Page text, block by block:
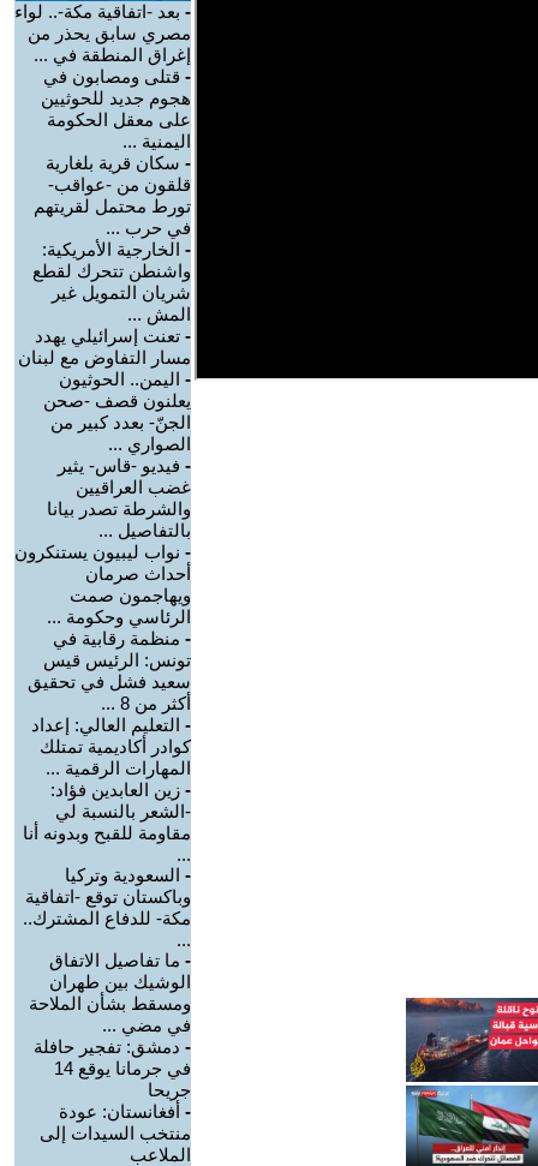
- بعد -اتفاقية مكة-.. لواء
مصري سابق يحذر من
إغراق المنطقة في ...
- قتلى ومصابون في
هجوم جديد للحوثيين
على معقل الحكومة
اليمنية ...
- سكان قرية بلغارية
قلقون من -عواقب-
تورط محتمل لقريتهم
في حرب ...
- الخارجية الأمريكية:
واشنطن تتحرك لقطع
شريان التمويل غير
المش ...
- تعنت إسرائيلي يهدد
مسار التفاوض مع لبنان
- اليمن.. الحوثيون
يعلنون قصف -صحن
الجنّ- بعدد كبير من
الصواري ...
- فيديو -قاس- يثير
غضب العراقيين
والشرطة تصدر بيانا
بالتفاصيل ...
- نواب ليبيون يستنكرون
أحداث صرمان
ويهاجمون صمت
الرئاسي وحكومة ...
- منظمة رقابية في
تونس: الرئيس قيس
سعيد فشل في تحقيق
أكثر من 8 ...
- التعليم العالي: إعداد
كوادر أكاديمية تمتلك
المهارات الرقمية ...
- زين العابدين فؤاد:
-الشعر بالنسبة لي
مقاومة للقبح وبدونه أنا
...
- السعودية وتركيا
وباكستان توقع -اتفاقية
مكة- للدفاع المشترك..
...
- ما تفاصيل الاتفاق
الوشيك بين طهران
ومسقط بشأن الملاحة
في مضي ...
- دمشق: تفجير حافلة
في جرمانا يوقع 14
جريحا
- أفغانستان: عودة
منتخب السيدات إلى
الملاعب